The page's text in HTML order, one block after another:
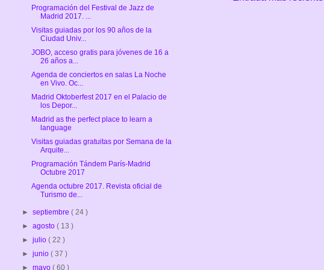
Programación del Festival de Jazz de
Madrid 2017. ...
Visitas guiadas por los 90 años de la
Ciudad Univ...
JOBO, acceso gratis para jóvenes de 16 a
26 años a...
Agenda de conciertos en salas La Noche
en Vivo. Oc...
Madrid Oktoberfest 2017 en el Palacio de
los Depor...
Madrid as the perfect place to learn a
language
Visitas guiadas gratuitas por Semana de la
Arquite...
Programación Tándem París-Madrid
Octubre 2017
Agenda octubre 2017. Revista oficial de
Turismo de...
►septiembre( 24 )
►agosto( 13 )
►julio( 22 )
►junio( 37 )
►mayo( 60 )